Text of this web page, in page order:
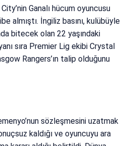
Ganalı hücum oyuncusu
almıştı. İngiliz basını, kulübüyle
bitecek olan 22 yaşındaki
sıra Premier Lig ekibi Crystal
Rangers’ın talip olduğunu
sözleşmesini uzatmak
kaldığı ve oyuncuyu ara